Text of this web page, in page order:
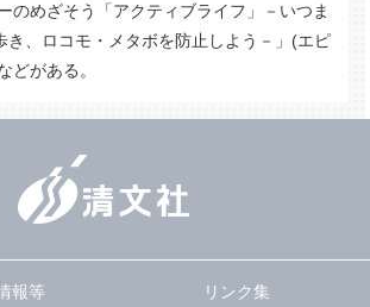
のめざそう「アクティブライフ」－いつま
き、ロコモ・メタボを防止しよう－」(エピ
どがある。
報等 リンク集